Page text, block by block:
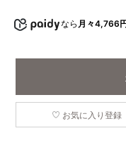
なら 月々4,766
お気に入り登録